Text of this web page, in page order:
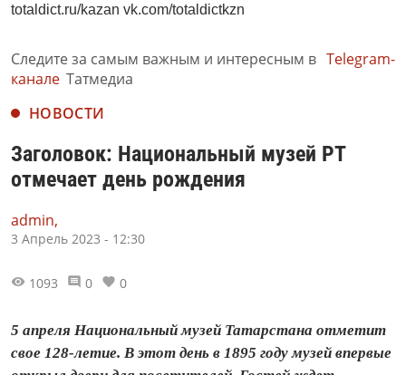
totaldict.ru/kazan vk.com/totaldictkzn
Следите за самым важным и интересным в Telegram-
канале Татмедиа
НОВОСТИ
Заголовок: Национальный музей РТ
отмечает день рождения
admin,
3 Апрель 2023 - 12:30
1093 0 0
5 апреля Национальный музей Татарстана отметит
свое 128-летие. В этот день в 1895 году музей впервые